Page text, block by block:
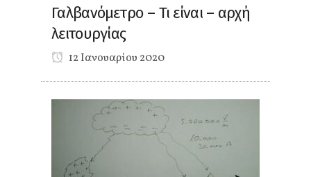
Γαλβανόμετρο – Τι είναι – αρχή
λειτουργίας
12 Ιανουαρίου 2020